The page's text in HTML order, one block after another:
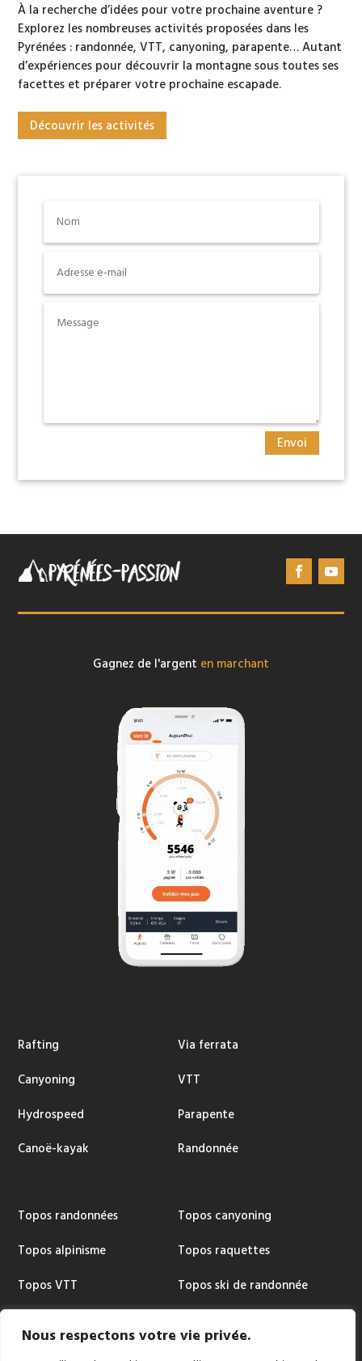
Nous respectons votre vie privée.
Los Mallos de Riglos
À la recherche d’idées pour votre prochaine aventure ?
Explorez les nombreuses activités proposées dans les
Pyrénées : randonnée, VTT, canyoning, parapente… Autant
d’expériences pour découvrir la montagne sous toutes ses
facettes et préparer votre prochaine escapade.
Découvrir les activités
Envoi
Gagnez de l'argent en marchant
Rafting
Canyoning
Hydrospeed
Canoë-kayak
Via ferrata
VTT
Parapente
Randonnée
Topos randonnées
Topos alpinisme
Topos VTT
Topos canyoning
Topos raquettes
Topos ski de randonnée